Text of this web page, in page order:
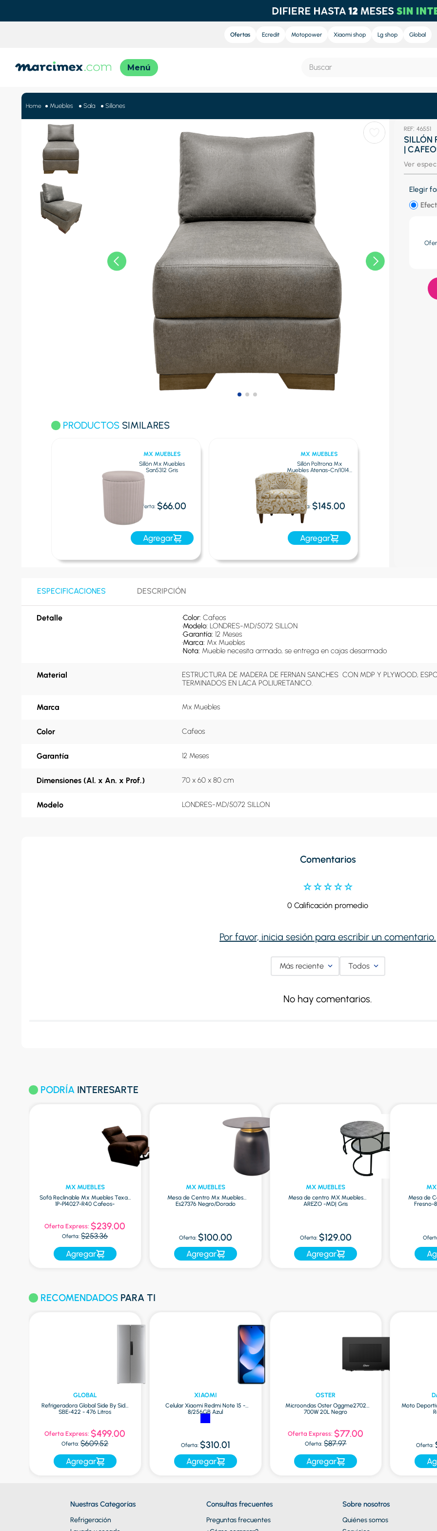
Ofertas Ecredit Motopower Xiaomi shop Lg shop Global
Muebles Sala Sillones
PRODUCTOS SIMILARES
MX MUEBLES
Sillón Mx Muebles
San5312 Gris
Oferta: $66.00
Agregar
MX MUEBLES
Sillón Poltrona Mx
Muebles Atenas-Cn/1014 |
Oferta:$145.00
Agregar
: 46551
SILLÓN
|
Ver
Elegir
ESPECIFICACIONES DESCRIPCIÓN
Detalle •Color: Cafeos
•Modelo: LONDRES-MD/5072 SILLON
•Garantía: 12 Meses
•Marca: Mx Muebles
•Nota: Mueble necesita armado, se entrega en cajas desarmado
Material
ESTRUCTURA DE MADERA DE FERNAN SANCHES  CON MDP Y PLYWOOD,
TERMINADOS EN LACA POLIURETANICO.
Marca Mx Muebles
Color Cafeos
Garantía 12 Meses
Dimensiones (Al. x An. x Prof.) 70 x 60 x 80 cm
Modelo LONDRES-MD/5072 SILLON
Comentarios
☆☆☆☆☆
0 Calificación promedio
Por favor, inicia sesión para escribir un comentario.
Más reciente Todos
No hay comentarios.
PODRÍA INTERESARTE
MX MUEBLES
Sofá Reclinable Mx Muebles Texas
1P-Pl4027-R40 Cafeos-
Oferta Express: $239.00
Oferta: $253.36
Agregar
MX MUEBLES
Mesa de Centro Mx Muebles
Es27376 Negro/Dorado
Oferta: $100.00
Agregar
MX MUEBLES
Mesa de centro MX Muebles
AREZO -MD| Gris
Oferta: $129.00
Agregar
MX
Mesa de
Fresno-
RECOMENDADOS PARA TI
GLOBAL
Refrigeradora Global Side By Side
SBE-422 - 476 Litros
Oferta Express: $499.00
Oferta: $609.52
Agregar
XIAOMI
Celular Xiaomi Redmi Note 15 -
8/256GB Azul
Oferta: $310.01
Agregar
OSTER
Microondas Oster Oggme2702
700W 20L Negro
Oferta Express: $77.00
Oferta: $87.97
Agregar
Moto
Oferta:
Nuestras Categorías
Refrigeración
Consultas frecuentes
Preguntas frecuentes
Sobre nosotros
Quiénes somos
2.
moto
3.
iphone
4.
england sound
5.
lavadora
6.
england sound pro
7
refrigeradora
8.
celulares
cocina
10
congelador